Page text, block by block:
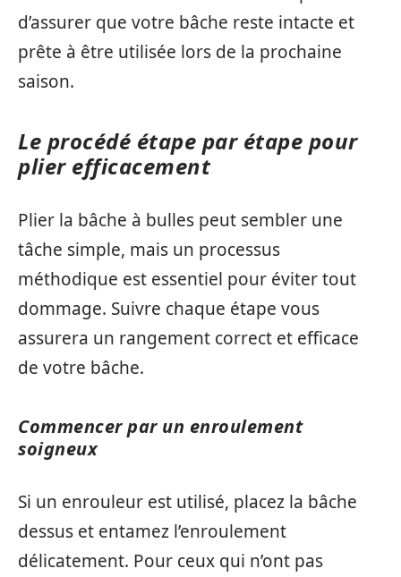
d’assurer que votre bâche reste intacte et
prête à être utilisée lors de la prochaine
saison.
Le procédé étape par étape pour
plier efficacement
Plier la bâche à bulles peut sembler une
tâche simple, mais un processus
méthodique est essentiel pour éviter tout
dommage. Suivre chaque étape vous
assurera un rangement correct et efficace
de votre bâche.
Commencer par un enroulement
soigneux
Si un enrouleur est utilisé, placez la bâche
dessus et entamez l’enroulement
délicatement. Pour ceux qui n’ont pas